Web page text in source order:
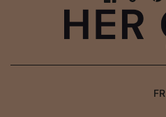
FR